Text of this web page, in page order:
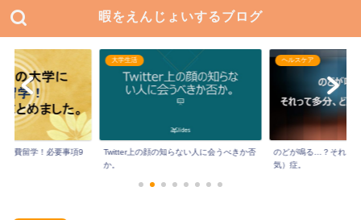
暇をえんじょいするブログ
私費留学！必要事項9
大学生活
Twitter上の顔の知らない人に会うべきか否
か。
ヘルスケア
のどが鳴る…？それっ
気）症。